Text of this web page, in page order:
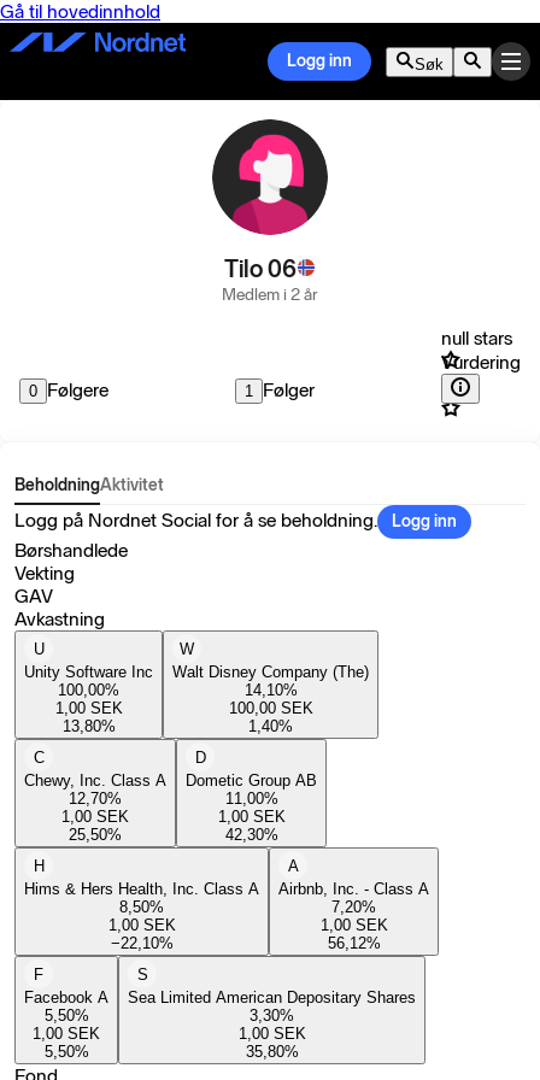
Gå til hovedinnhold
Logg inn Søk
Tilo 06
Medlem i 2 år
0 Følgere 1 Følger
null stars
Vurdering
BeholdningAktivitet
Logg på Nordnet Social for å se beholdning. Logg inn
Børshandlede
Vekting
GAV
Avkastning
U
Unity Software Inc
100,00%
1,00 SEK
13,80%
W
Walt Disney Company (The)
14,10%
100,00 SEK
1,40%
C
Chewy, Inc. Class A
12,70%
1,00 SEK
25,50%
D
Dometic Group AB
11,00%
1,00 SEK
42,30%
H
Hims & Hers Health, Inc. Class A
8,50%
1,00 SEK
−22,10%
A
Airbnb, Inc. - Class A
7,20%
1,00 SEK
56,12%
F
Facebook A
5,50%
1,00 SEK
5,50%
S
Sea Limited American Depositary Shares
3,30%
1,00 SEK
35,80%